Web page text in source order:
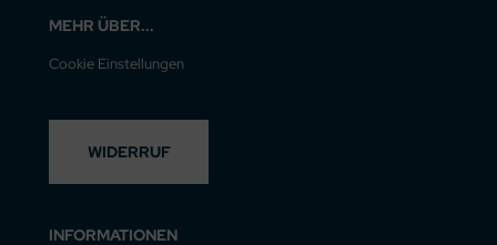
MEHR ÜBER...
Cookie Einstellungen
WIDERRUF
INFORMATIONEN